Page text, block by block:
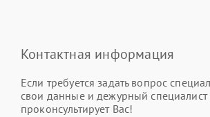
Контактная информация
Если требуется задать вопрос
свои данные и дежурный специалист
проконсультирует Вас!